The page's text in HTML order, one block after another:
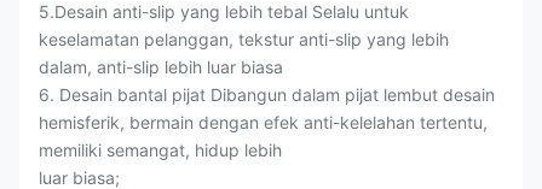
5.Desain anti-slip yang lebih tebal Selalu untuk
keselamatan pelanggan, tekstur anti-slip yang lebih
dalam, anti-slip lebih luar biasa
6. Desain bantal pijat Dibangun dalam pijat lembut desain
hemisferik, bermain dengan efek anti-kelelahan tertentu,
memiliki semangat, hidup lebih
luar biasa;